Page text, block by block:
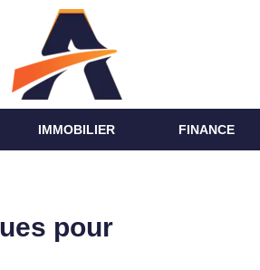
IMMOBILIER FINANCE
pour